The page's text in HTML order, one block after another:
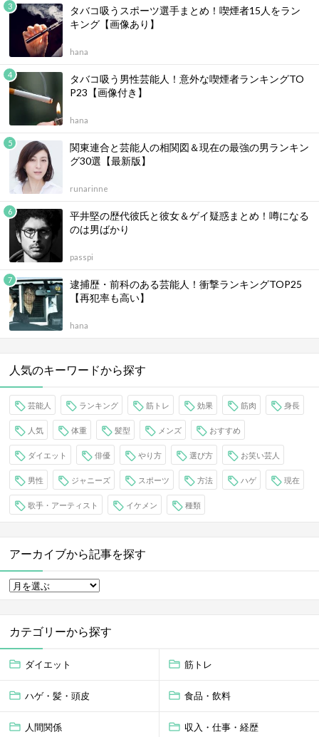
タバコ吸うスポーツ選手まとめ！喫煙者15人をラン
キング【画像あり】
hana
タバコ吸う男性芸能人！意外な喫煙者ランキングTO
P23【画像付き】
hana
関東連合と芸能人の相関図＆現在の最強の男ランキン
グ30選【最新版】
runarinne
平井堅の歴代彼氏と彼女＆ゲイ疑惑まとめ！噂になる
のは男ばかり
passpi
逮捕歴・前科のある芸能人！衝撃ランキングTOP25
【再犯率も高い】
hana
人気のキーワードから探す
芸能人 ランキング 筋トレ 効果 筋肉 身長
人気 体重 髪型 メンズ おすすめ
ダイエット 俳優 やり方 選び方 お笑い芸人
男性 ジャニーズ スポーツ 方法 ハゲ 現在
歌手・アーティスト イケメン 種類
アーカイブから記事を探す
カテゴリーから探す
ダイエット 筋トレ
ハゲ・髪・頭皮 食品・飲料
人間関係 収入・仕事・経歴